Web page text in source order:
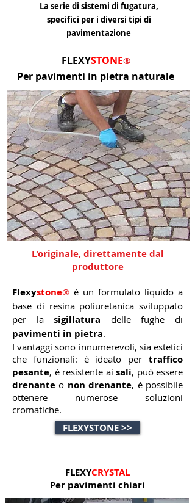
La serie di sistemi di fugatura,
specifici per i diversi tipi di
pavimentazione
FLEXYSTONE®
Per pavimenti in pietra naturale
L'originale, direttamente dal
produttore
Flexystone® è un formulato liquido a
base di resina poliuretanica sviluppato
per lasigillatura delle fughe di
pavimenti in pietra.
I vantaggi sono innumerevoli, sia estetici
che funzionali: è ideato per traffico
pesante, è resistente ai sali, può essere
drenante o non drenante, è possibile
ottenere numerose soluzioni
cromatiche.
FLEXYSTONE >>
FLEXYCRYSTAL
Per pavimenti chiari